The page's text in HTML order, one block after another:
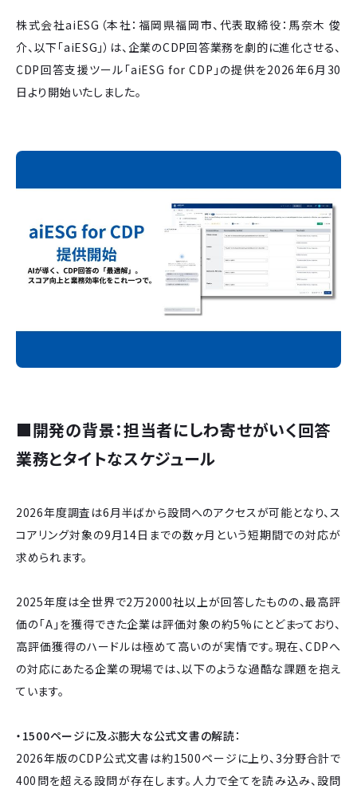
株式会社aiESG（本社：福岡県福岡市、代表取締役：馬奈木 俊
介、以下「aiESG」）は、企業のCDP回答業務を劇的に進化させる、
CDP回答支援ツール「aiESG for CDP」の提供を2026年6月30
日より開始いたしました。
■開発の背景：担当者にしわ寄せがいく回答
業務とタイトなスケジュール
2026年度調査は6月半ばから設問へのアクセスが可能となり、ス
コアリング対象の9月14日までの数ヶ月という短期間での対応が
求められます。
2025年度は全世界で2万2000社以上が回答したものの、最高評
価の「A」を獲得できた企業は評価対象の約5%にとどまっており、
高評価獲得のハードルは極めて高いのが実情です。現在、CDPへ
の対応にあたる企業の現場では、以下のような過酷な課題を抱え
ています。
・1500ページに及ぶ膨大な公式文書の解読：
2026年版のCDP公式文書は約1500ページに上り、3分野合計で
400問を超える設問が存在します。人力で全てを読み込み、設問